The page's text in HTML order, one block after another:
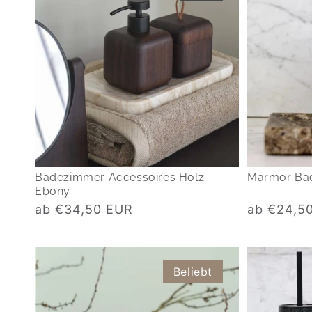
Badezimmer Accessoires Holz
Ebony
Normaler
ab €34,50 EUR
Marmor
Normaler
ab
Beliebt